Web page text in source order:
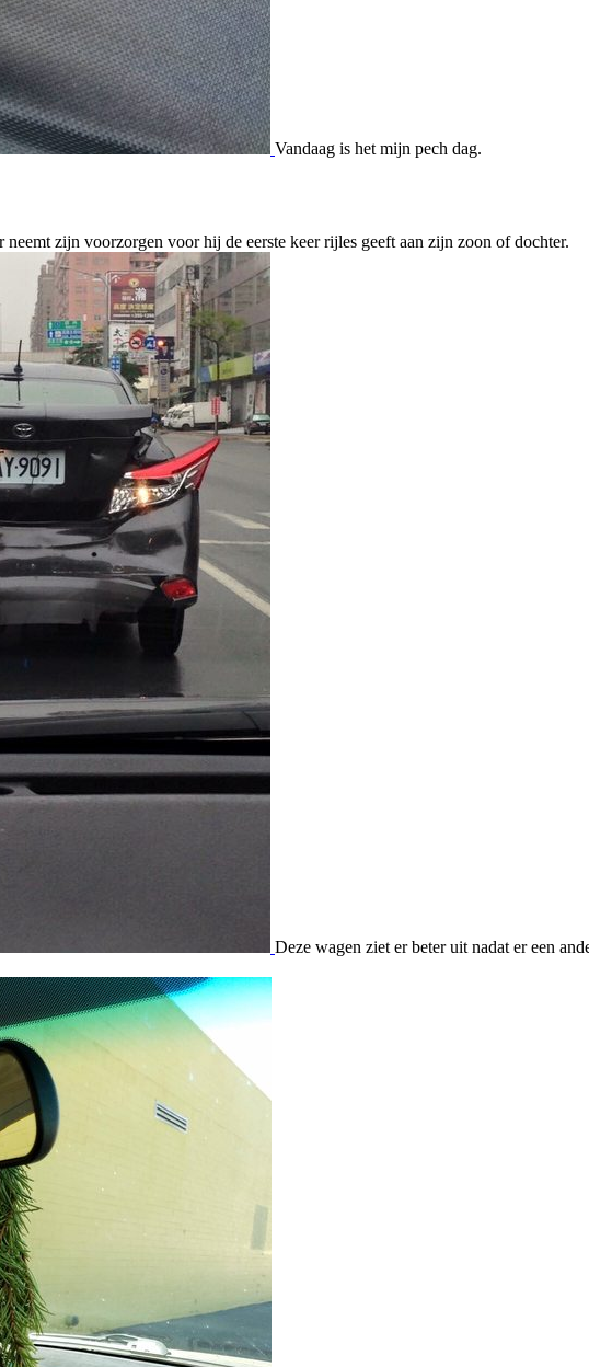
Vandaag is het mijn pech dag.
neemt zijn voorzorgen voor hij de eerste keer rijles geeft aan zijn zoon of dochter.
Deze wagen ziet er beter uit nadat er een